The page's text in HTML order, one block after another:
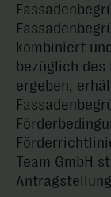
kombiniert
bezüglich des
ergeben,
Team GmbH